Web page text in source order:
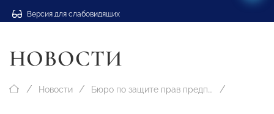
Версия для слабовидящих
НОВОСТИ
Новости Бюро по защите прав предпринимателей